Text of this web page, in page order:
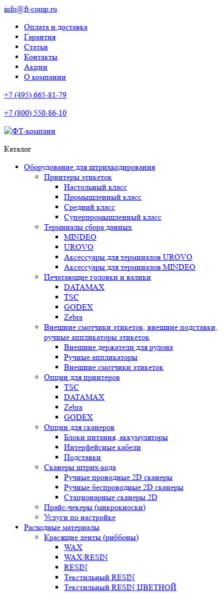
info@ft-comp.ru
Оплата и доставка
Гарантия
Статьи
Контакты
Акции
О компании
+7 (495) 665-81-79
+7 (800) 550-86-10
Каталог
Оборудование для штрихкодирования
Принтеры этикеток
Настольный класс
Промышленный класс
Средний класс
Суперпромышленный класс
Терминалы сбора данных
MINDEO
UROVO
Аксессуары для терминалов UROVO
Аксессуары для терминалов MINDEO
Печатающие головки и валики
DATAMAX
TSC
GODEX
Zebra
Внешние смотчики этикеток, внешние подставки,
ручные аппликаторы этикеток
Внешние держатели для рулона
Ручные аппликаторы
Внешние смотчики этикеток
Опции для принтеров
TSC
DATAMAX
Zebra
GODEX
Опции для сканеров
Блоки питания, аккумуляторы
Интерфейсные кабели
Подставки
Сканеры штрих-кода
Ручные проводные 2D сканеры
Ручные беспроводные 2D сканеры
Стационарные сканеры 2D
Прайс-чекеры (микрокиоски)
Услуги по настройке
Расходные материалы
Красящие ленты (риббоны)
WAX
WAX/RESIN
RESIN
Текстильный RESIN
Текстильный RESIN ЦВЕТНОЙ